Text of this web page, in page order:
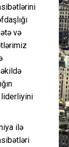
və
liderliyini
ilə